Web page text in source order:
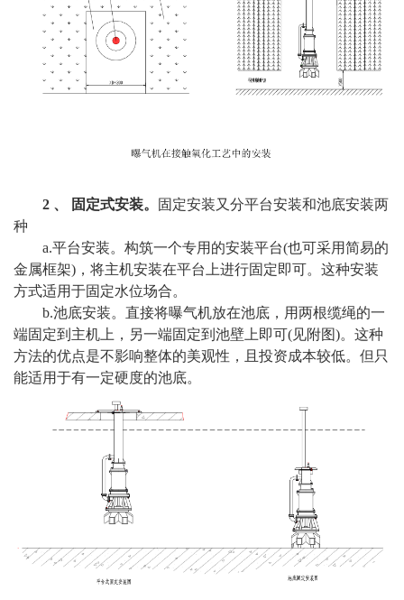
2 、 固定式安装。
固定安装又分平台安装和池底安装两
种
a.平台安装。构筑一个专用的安装平台(也可采用简易的
金属框架)，将主机安装在平台上进行固定即可。这种安装
方式适用于固定水位场合。
b.池底安装。直接将曝气机放在池底，用两根缆绳的一
端固定到主机上，另一端固定到池壁上即可(见附图)。这种
方法的优点是不影响整体的美观性，且投资成本较低。但只
能适用于有一定硬度的池底。